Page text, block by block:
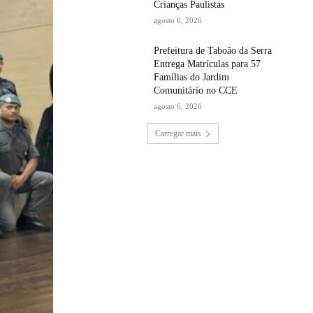
Crianças Paulistas
agosto 6, 2026
Prefeitura de Taboão da Serra
Entrega Matrículas para 57
Famílias do Jardim
Comunitário no CCE
agosto 6, 2026
Carregar mais